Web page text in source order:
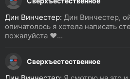
Дин Винчестер: Дин Винчестер,
опичатолось я хотела написать
пожалуйста ❤️...
Сверхъестественное